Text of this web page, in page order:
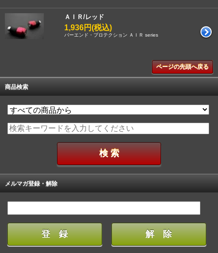
ＡＩＲ/レッド
1,936円(税込)
バーエンド・プロテクション ＡＩＲ series
ページの先頭へ戻る
商品検索
メルマガ登録・解除